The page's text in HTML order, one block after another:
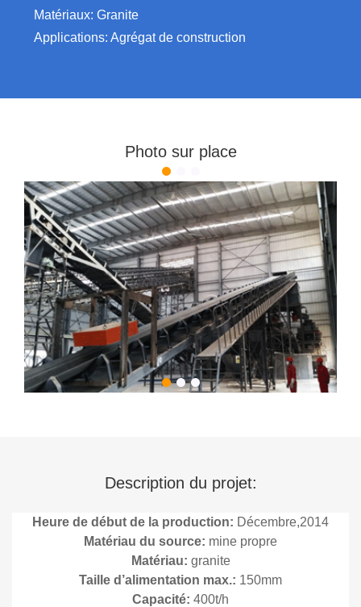
Matériaux: Granite
Applications: Agrégat de construction
Photo sur place
Description du projet:
Heure de début de la production: Décembre,2014
Matériau du source: mine propre
Matériau: granite
Taille d’alimentation max.: 150mm
Capacité: 400t/h